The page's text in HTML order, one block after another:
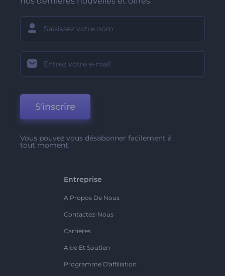
S'inscrire
Vous pouvez vous désabonner facilement à
tout moment.
Entreprise
A Propos De Nous
Contactez-Nous
Carrières
Aide Et Soutien
Programme D'affiliation